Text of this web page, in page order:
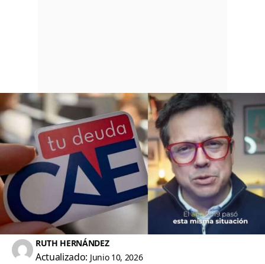
RUTH HERNÁNDEZ
Actualizado: Junio 10, 2026